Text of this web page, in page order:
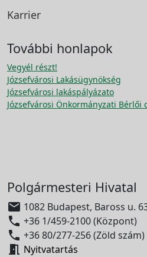
Karrier
További honlapok
Vegyél részt!
Józsefvárosi Lakásügynökség
Józsefvárosi lakáspályázato
Józsefvárosi Önkormányzati Bérlői
Polgármesteri Hivatal
 1082 Budapest, Baross u.
 +36 1/459-2100 (Központ)
 +36 80/277-256 (Zöld szám)
 Nyitvatartás